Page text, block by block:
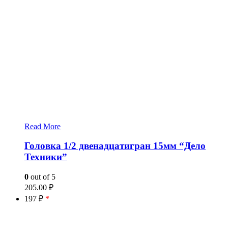
Read More
Головка 1/2 двенадцатигран 15мм “Дело
Техники”
0 out of 5
205.00 ₽
197 ₽ *